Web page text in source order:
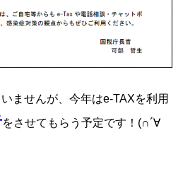
ませんが、今年はe-TAXを利用
をさせてもらう予定です！(∩´∀